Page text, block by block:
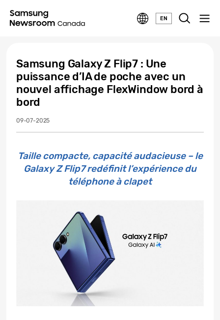
EN
Samsung Galaxy Z Flip7 : Une
puissance d’IA de poche avec un
nouvel affichage FlexWindow bord à
bord
09-07-2025
Taille compacte, capacité audacieuse – le
Galaxy Z Flip7 redéfinit l’expérience du
téléphone à clapet